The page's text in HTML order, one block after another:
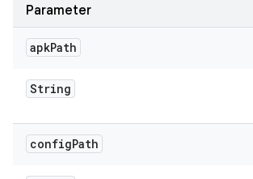
Parameter
apkPath
String
configPath